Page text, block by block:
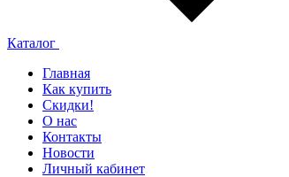
Каталог
Главная
Как купить
Скидки!
О нас
Контакты
Новости
Личный кабинет